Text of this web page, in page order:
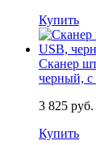
Купить
Сканер
черный, с
3 825 руб.
Купить